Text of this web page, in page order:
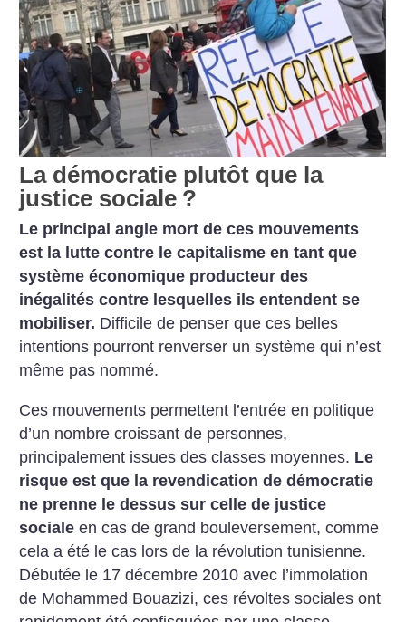
La démocratie plutôt que la
justice sociale ?
Le principal angle mort de ces mouvements
est la lutte contre le capitalisme en tant que
système économique producteur des
inégalités contre lesquelles ils entendent se
mobiliser. Difficile de penser que ces belles
intentions pourront renverser un système qui n’est
même pas nommé.
Ces mouvements permettent l’entrée en politique
d’un nombre croissant de personnes,
principalement issues des classes moyennes. Le
risque est que la revendication de démocratie
ne prenne le dessus sur celle de justice
socialeen cas de grand bouleversement, comme
cela a été le cas lors de la révolution tunisienne.
Débutée le 17 décembre 2010 avec l’immolation
de Mohammed Bouazizi, ces révoltes sociales ont